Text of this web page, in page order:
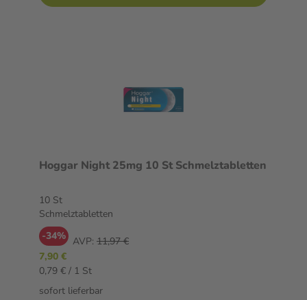
Hoggar Night 25mg 10 St Schmelztabletten
10 St
Schmelztabletten
-34% AVP: 11,97 €
7,90 €
0,79 € / 1 St
sofort lieferbar